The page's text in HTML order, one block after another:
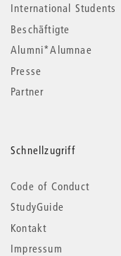
International Students
Beschäftigte
Alumni*Alumnae
Presse
Partner
Schnellzugriff
Code of Conduct
StudyGuide
Kontakt
Impressum